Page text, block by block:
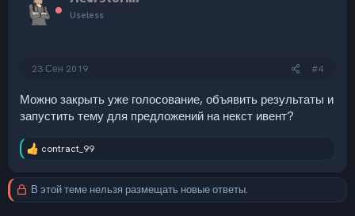
Useless
23 Сен 2019 #4
Можно закрыть уже голосование, объявить результаты и
запустить тему для предложений на некст ивент?
Р
а
к
ц
contract_99
В этой теме нельзя размещать новые ответы.